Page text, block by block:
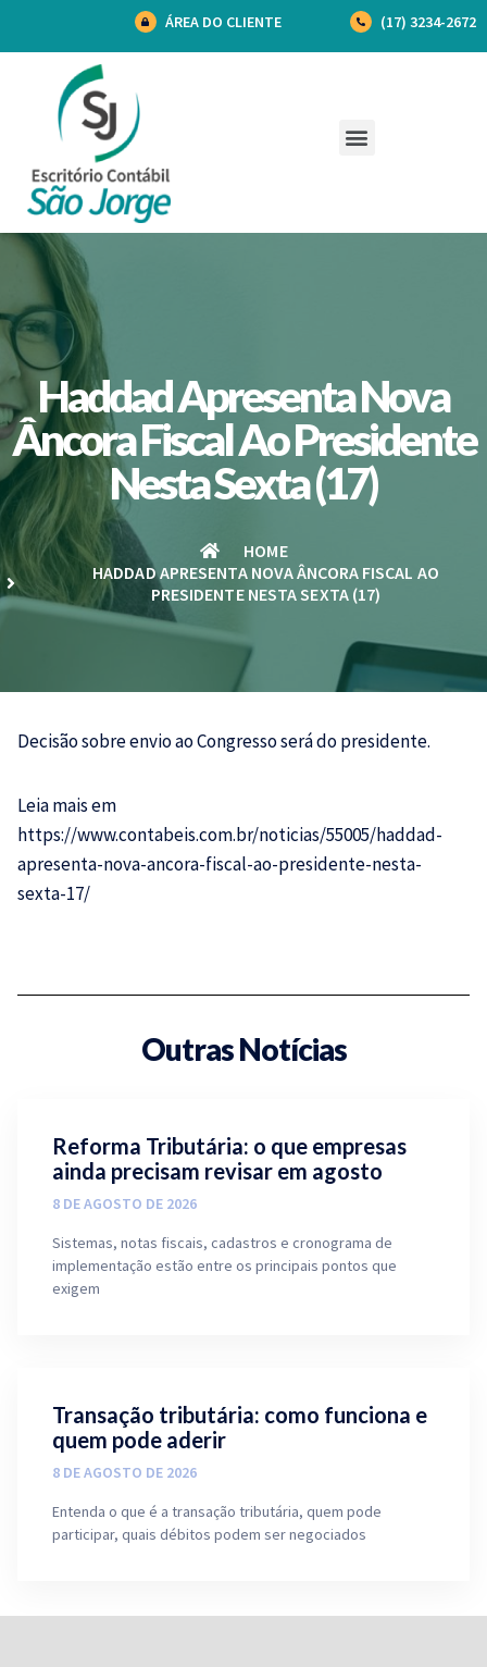
ÁREA DO CLIENTE (17) 3234-2672
Haddad Apresenta Nova
Âncora Fiscal Ao Presidente
Nesta Sexta (17)
HOME
HADDAD APRESENTA NOVA ÂNCORA FISCAL AO
PRESIDENTE NESTA SEXTA (17)
Decisão sobre envio ao Congresso será do presidente.
Leia mais em
https://www.contabeis.com.br/noticias/55005/haddad-
apresenta-nova-ancora-fiscal-ao-presidente-nesta-
sexta-17/
Outras Notícias
Reforma Tributária: o que empresas
ainda precisam revisar em agosto
8 DE AGOSTO DE 2026
Sistemas, notas fiscais, cadastros e cronograma de
implementação estão entre os principais pontos que
exigem
Transação tributária: como funciona e
quem pode aderir
8 DE AGOSTO DE 2026
Entenda o que é a transação tributária, quem pode
participar, quais débitos podem ser negociados